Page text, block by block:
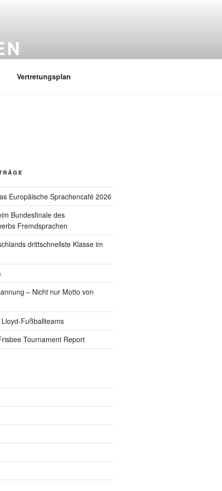
Vertretungsplan
Europäische Sprachencafé 2026
Bundesfinale des
Fremdsprachen
drittschnellste Klasse im
– Nicht nur Motto von
Fußballteams
Tournament Report